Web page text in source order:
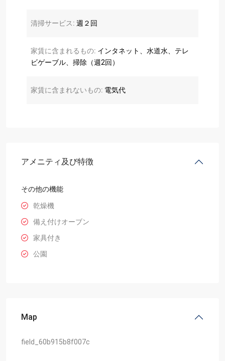
清掃サービス: 週２回
家賃に含まれるもの: インタネット、水道水、テレ
ビゲーブル、掃除（週2回）
家賃に含まれないもの: 電気代
アメニティ及び特徴
その他の機能
乾燥機
備え付けオーブン
家具付き
公園
Map
field_60b915b8f007c